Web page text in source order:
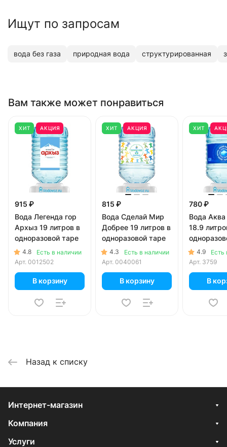
Ищут по запросам
вода без газа природная вода структурированная
Вам также может понравиться
ХИТ АКЦИЯ
915 ₽
Вода Легенда гор
Архыз 19 литров в
одноразовой таре
4.8
Есть в наличии
Арт. 0012502
В корзину
ХИТ АКЦИЯ
815 ₽
Вода Сделай Мир
Добрее 19 литров в
одноразовой таре
4.3
Есть в наличии
Арт. 0040061
В корзину
ХИТ
780 ₽
Вода
18.9
4.9
Есть
Арт. 3759
В
Назад к списку
Интернет-магазин
Компания
Услуги